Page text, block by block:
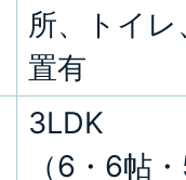
所、トイ
置有
3LDK
（6・6帖